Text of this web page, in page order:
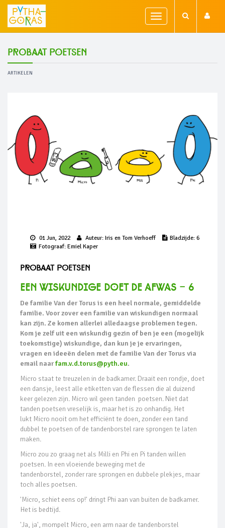
Toggle
navigation
Probaat poetsen
ARTIKELEN
01 Jun, 2022 Auteur: Iris en Tom Verhoeff Bladzijde: 6
Fotograaf: Emiel Kaper
Probaat poetsen
Een wiskundige doet de afwas - 6
De familie Van der Torus is een heel normale, gemiddelde
familie. Voor zover een familie van wiskundigen normaal
kan zijn. Ze komen allerlei alledaagse problemen tegen.
Kom je zelf uit een wiskundig gezin of ben je een (mogelijk
toekomstige) wiskundige, dan kun je je ervaringen,
vragen en ideeën delen met de familie Van der Torus via
email naarfam.v.d.torus@pyth.eu.
Micro staat te treuzelen in de badkamer. Draait een rondje, doet
een dansje, leest alle etiketten van de flessen die al duizend
keer gelezen zijn. Micro wil geen tanden poetsen. Niet dat
tanden poetsen vreselijk is, maar het is zo onhandig. Het
lukt Micro nooit om het efficiënt te doen, zonder een tand
dubbel te poetsen of de tandenborstel rare sprongen te laten
maken.
Micro zou zo graag net als Milli en Phi en Pi tanden willen
poetsen. In een vloeiende beweging met de
tandenborstel, zonder rare sprongen en dubbele plekjes, maar
toch alles poetsen.
'Micro, schiet eens op!' dringt Phi aan van buiten de badkamer.
Het is bedtijd.
'Ja, ja', mompelt Micro, een arm naar de tandenborstel